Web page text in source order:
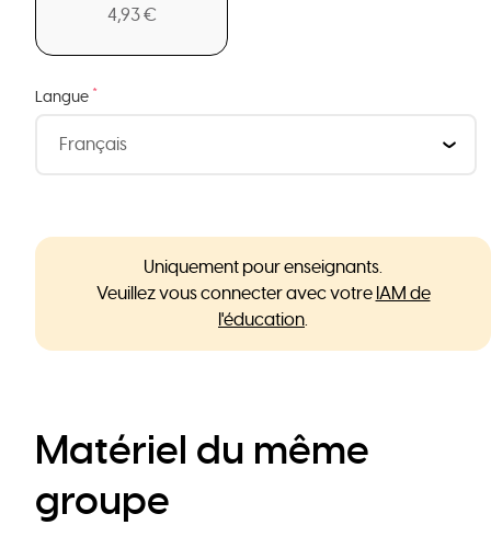
4,93 €
Langue *
Uniquement pour enseignants.
Veuillez vous connecter avec votre IAM de
l'éducation.
Matériel du même
groupe